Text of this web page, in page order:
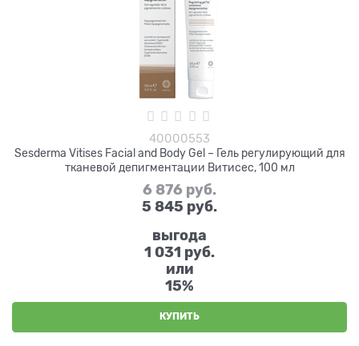
40000553
Sesderma Vitises Facial and Body Gel – Гель регулирующий для
тканевой депигментации Витисес, 100 мл
6 876 руб.
5 845 руб.
выгода
1 031 руб.
или
15%
КУПИТЬ